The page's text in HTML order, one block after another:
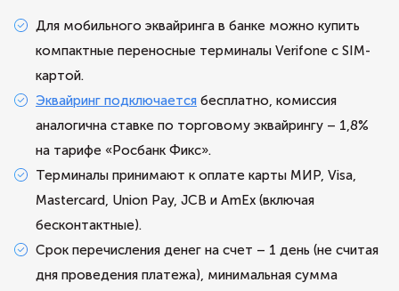
Для мобильного эквайринга в банке можно купить
компактные переносные терминалы Verifone с SIM-
картой.
Эквайринг подключается бесплатно, комиссия
аналогична ставке по торговому эквайрингу – 1,8%
на тарифе «Росбанк Фикс».
Терминалы принимают к оплате карты МИР, Visa,
Mastercard, Union Pay, JCB и AmEx (включая
бесконтактные).
Срок перечисления денег на счет – 1 день (не считая
дня проведения платежа), минимальная сумма